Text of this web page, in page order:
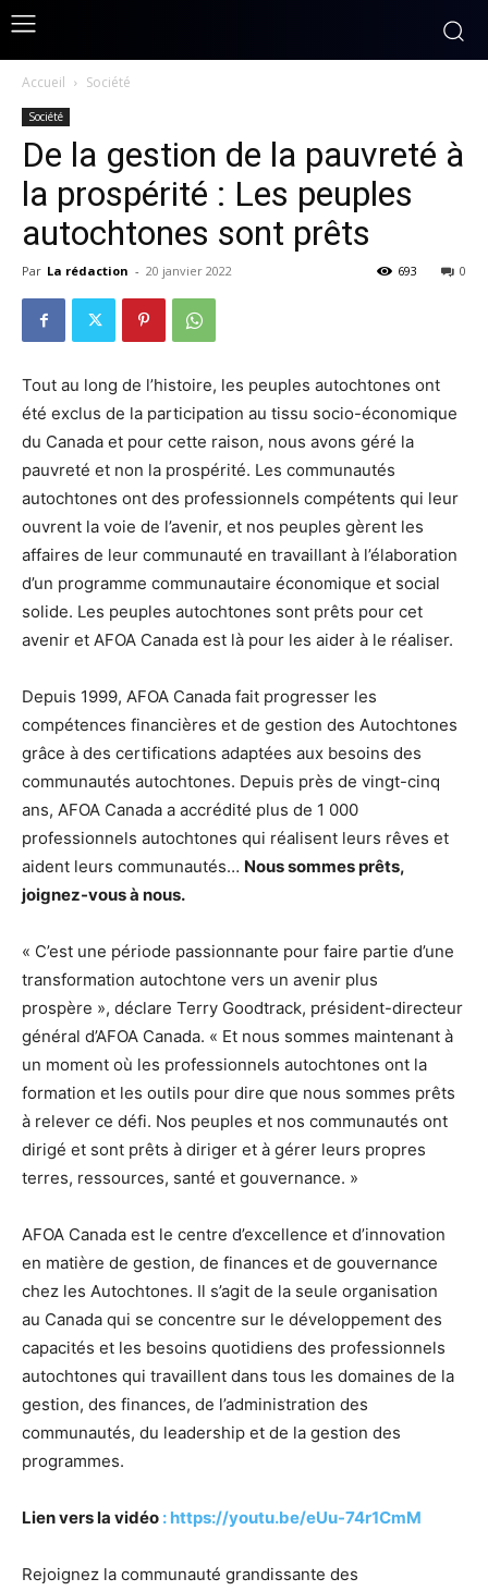
Accueil Société
Société
De la gestion de la pauvreté à
la prospérité : Les peuples
autochtones sont prêts
Par La rédaction - 20 janvier 2022 0
693
Tout au long de l’histoire, les peuples autochtones ont
été exclus de la participation au tissu socio-économique
du Canada et pour cette raison, nous avons géré la
pauvreté et non la prospérité. Les communautés
autochtones ont des professionnels compétents qui leur
ouvrent la voie de l’avenir, et nos peuples gèrent les
affaires de leur communauté en travaillant à l’élaboration
d’un programme communautaire économique et social
solide. Les peuples autochtones sont prêts pour cet
avenir et AFOA Canada est là pour les aider à le réaliser.
Depuis 1999, AFOA Canada fait progresser les
compétences financières et de gestion des Autochtones
grâce à des certifications adaptées aux besoins des
communautés autochtones. Depuis près de vingt-cinq
ans, AFOA Canada a accrédité plus de 1 000
professionnels autochtones qui réalisent leurs rêves et
aident leurs communautés… Nous sommes prêts,
joignez-vous à nous.
« C’est une période passionnante pour faire partie d’une
transformation autochtone vers un avenir plus
prospère », déclare Terry Goodtrack, président-directeur
général d’AFOA Canada. « Et nous sommes maintenant à
un moment où les professionnels autochtones ont la
formation et les outils pour dire que nous sommes prêts
à relever ce défi. Nos peuples et nos communautés ont
dirigé et sont prêts à diriger et à gérer leurs propres
terres, ressources, santé et gouvernance. »
AFOA Canada est le centre d’excellence et d’innovation
en matière de gestion, de finances et de gouvernance
chez les Autochtones. Il s’agit de la seule organisation
au Canada qui se concentre sur le développement des
capacités et les besoins quotidiens des professionnels
autochtones qui travaillent dans tous les domaines de la
gestion, des finances, de l’administration des
communautés, du leadership et de la gestion des
programmes.
Lien vers la vidéo : https://youtu.be/eUu-74r1CmM
Rejoignez la communauté grandissante des